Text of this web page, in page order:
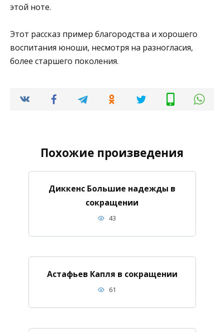
этой ноте.
Этот рассказ пример благородства и хорошего
воспитания юноши, несмотря на разногласия,
более старшего поколения.
Похожие произведения
Диккенс Большие надежды в
сокращении
43
Астафьев Капля в сокращении
61